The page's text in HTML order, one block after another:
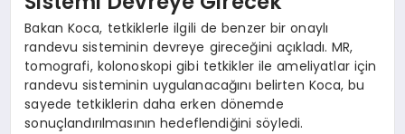
Bakan Koca, tetkiklerle ilgili de benzer bir onaylı
randevu sisteminin devreye gireceğini açıkladı. MR,
tomografi, kolonoskopi gibi tetkikler ile ameliyatlar için
randevu sisteminin uygulanacağını belirten Koca, bu
sayede tetkiklerin daha erken dönemde
sonuçlandırılmasının hedeflendiğini söyledi.